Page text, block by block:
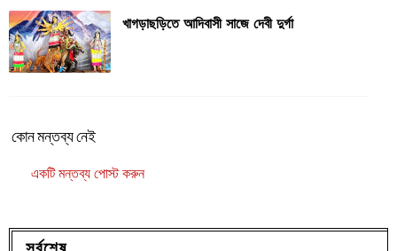
খাগড়াছড়িতে আদিবাসী সাজে দেবী দুর্গা
কোন মন্তব্য নেই
একটি মন্তব্য পোস্ট করুন
সর্বশেষ